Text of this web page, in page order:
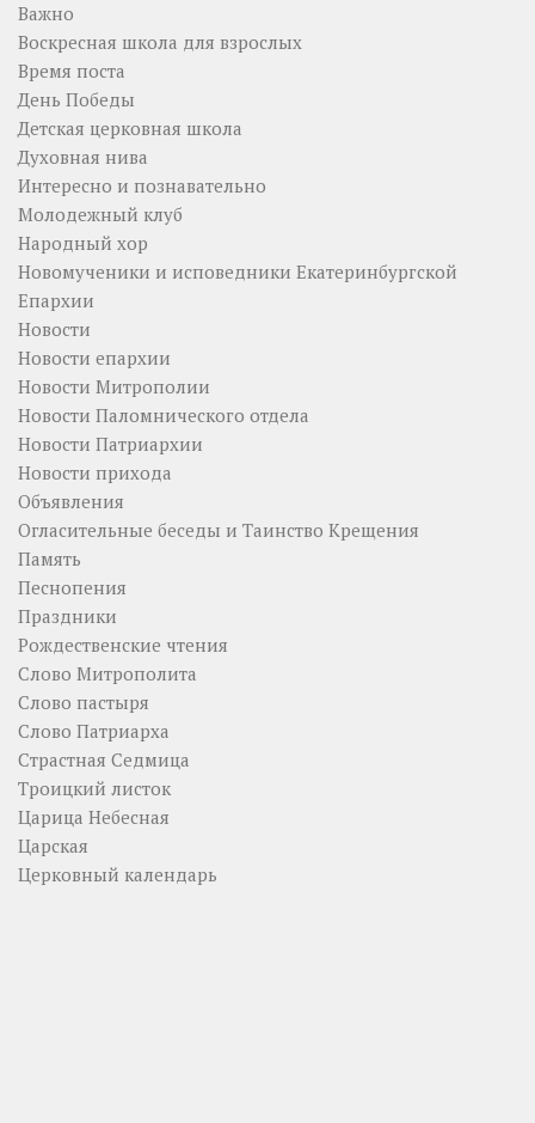
Важно
Воскресная школа для взрослых
Время поста
День Победы
Детская церковная школа
Духовная нива
Интересно и познавательно
Молодежный клуб
Народный хор
Новомученики и исповедники Екатеринбургской
Епархии
Новости
Новости епархии
Новости Митрополии
Новости Паломнического отдела
Новости Патриархии
Новости прихода
Объявления
Огласительные беседы и Таинство Крещения
Память
Песнопения
Праздники
Рождественские чтения
Слово Митрополита
Слово пастыря
Слово Патриарха
Страстная Седмица
Троицкий листок
Царица Небесная
Царская
Церковный календарь